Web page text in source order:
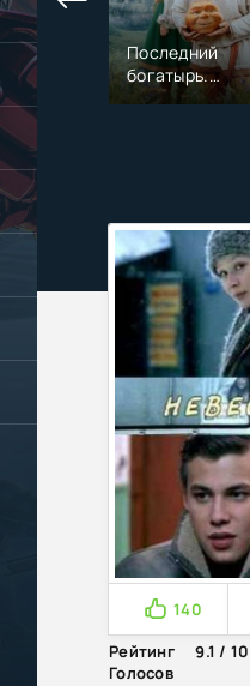
Последний
богатырь.
Колобок (2026)
140
Рейтинг
9.1 / 10
Голосов